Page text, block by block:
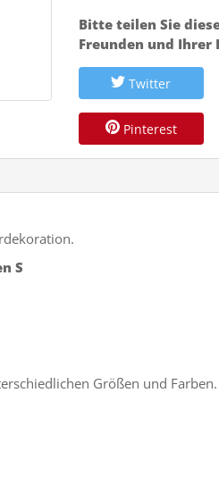
Bitte teilen Sie
Freunden und Ihrer
Twitter
Pinterest
S
Größen und Farben.